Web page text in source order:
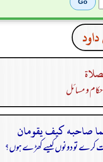
و مسائل
کرے تو دونوں کیسے کھڑے ہوں؟